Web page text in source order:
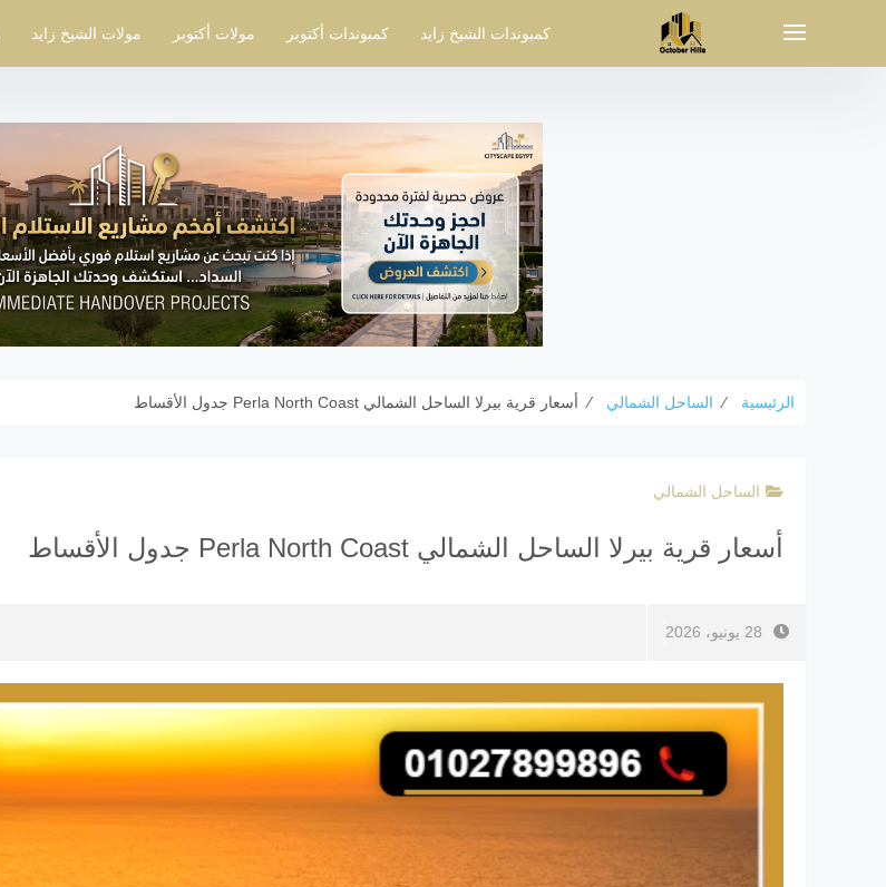
كمبوندات الشيخ زايد كمبوندات أكتوبر مولات أكتوبر مولات الشيخ زايد
الرئيسية ⁄ الساحل الشمالي ⁄ أسعار قرية بيرلا الساحل الشمالي Perla North Coast جدول الأقساط
الساحل الشمالي
أسعار قرية بيرلا الساحل الشمالي Perla North Coast جدول الأقساط
28 يونيو، 2026